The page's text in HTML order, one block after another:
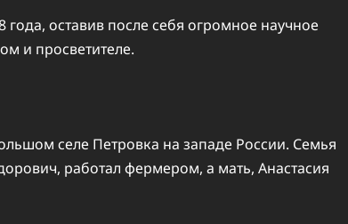
оставив после себя огромное научное
и просветителе.
селе Петровка на западе России. Семья
работал фермером, а мать, Анастасия